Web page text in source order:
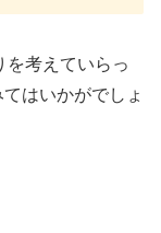
を考えていらっ
はいかがでしょ